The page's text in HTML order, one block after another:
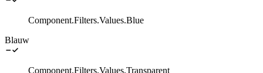
Component.Filters.Values.Blue
Blauw
Component.Filters.Values.Transparent